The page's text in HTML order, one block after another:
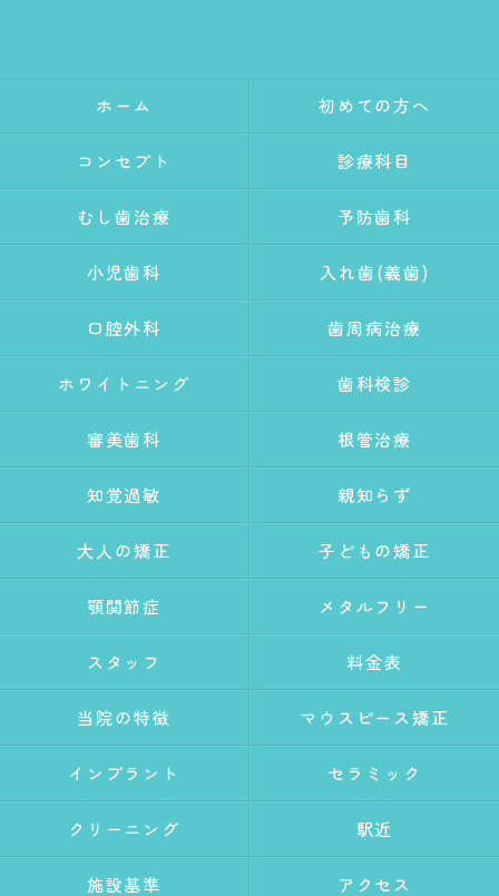
ホーム 初めての方へ
コンセプト 診療科目
むし歯治療 予防歯科
小児歯科 入れ歯(義歯)
口腔外科 歯周病治療
ホワイトニング 歯科検診
審美歯科 根管治療
知覚過敏 親知らず
大人の矯正 子どもの矯正
顎関節症 メタルフリー
スタッフ 料金表
当院の特徴 マウスピース矯正
インプラント セラミック
クリーニング 駅近
施設基準 アクセス